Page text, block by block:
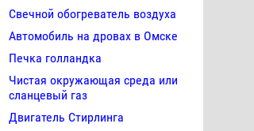
Свечной обогреватель воздуха
Автомобиль на дровах в Омске
Печка голландка
Чистая окружающая среда или
сланцевый газ
Двигатель Стирлинга